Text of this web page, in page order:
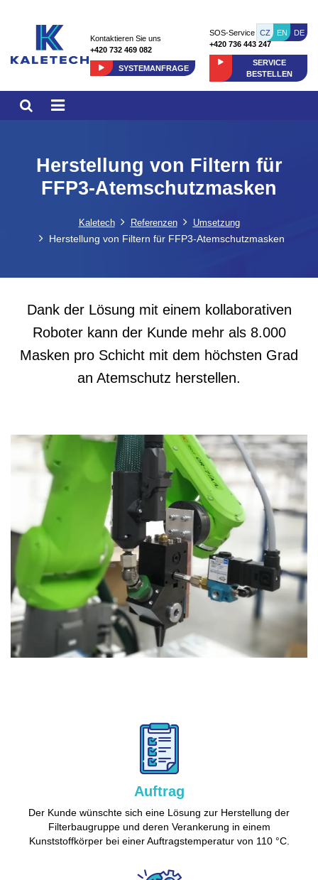
CZ EN DE
Kontaktieren Sie uns
+420 732 469 082
SYSTEMANFRAGE
SOS-Service
+420 736 443 247
SERVICE
BESTELLEN
Herstellung von Filtern für
FFP3-Atemschutzmasken
Kaletech Referenzen Umsetzung
Herstellung von Filtern für FFP3-Atemschutzmasken
Dank der Lösung mit einem kollaborativen
Roboter kann der Kunde mehr als 8.000
Masken pro Schicht mit dem höchsten Grad
an Atemschutz herstellen.
Auftrag
Der Kunde wünschte sich eine Lösung zur Herstellung der
Filterbaugruppe und deren Verankerung in einem
Kunststoffkörper bei einer Auftragstemperatur von 110 °C.